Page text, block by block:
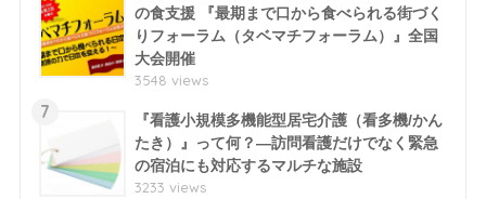
の食支援 『最期まで口から食べられる街づく
りフォーラム（タベマチフォーラム）』全国
大会開催
3548 views
7
『看護小規模多機能型居宅介護（看多機/かん
たき）』って何？―訪問看護だけでなく緊急
の宿泊にも対応するマルチな施設
3233 views